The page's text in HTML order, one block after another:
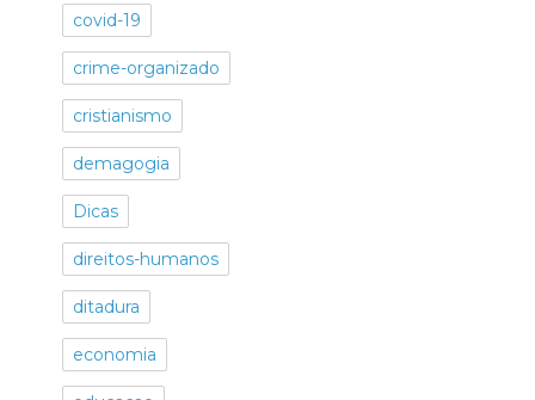
covid-19
crime-organizado
cristianismo
demagogia
Dicas
direitos-humanos
ditadura
economia